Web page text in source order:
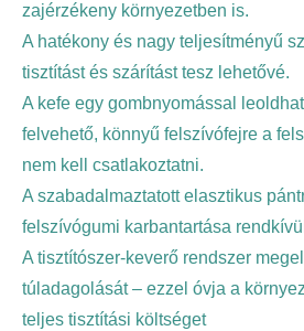
zajérzékeny környezetben is.
A hatékony és nagy teljesítményű
tisztítást és szárítást tesz lehetővé.
A kefe egy gombnyomással
felvehető, könnyű felszívófejre a
nem kell csatlakoztatni.
A szabadalmaztatott elasztikus
felszívógumi karbantartása
A tisztítószer-keverő rendszer
túladagolását – ezzel óvja a
teljes tisztítási költséget